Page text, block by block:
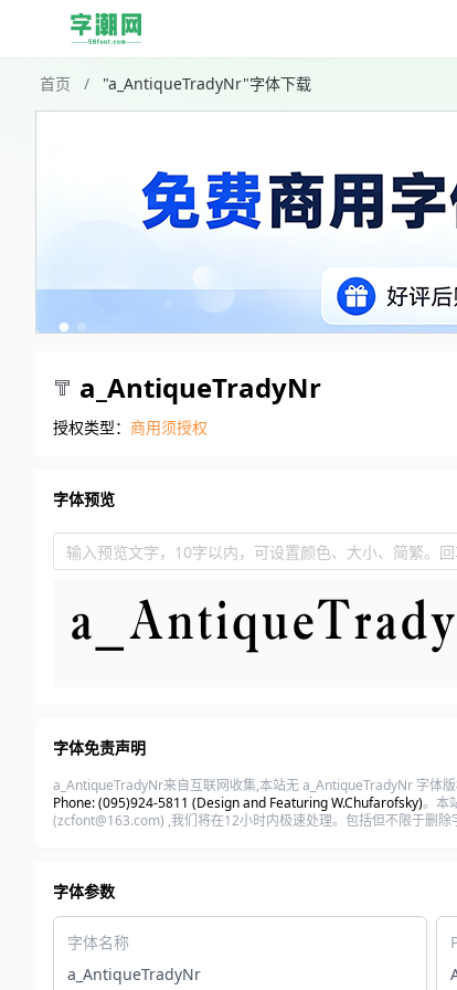
首页 / "a_AntiqueTradyNr"字体下载
a_AntiqueTradyNr
授权类型： 商用须授权
字体预览
输入预览文字，10字以内，可设置颜色、大小、简繁。
字体免责声明
a_AntiqueTradyNr来自互联网收集,本站无 a_AntiqueTradyNr 字体
Phone: (095)924-5811 (Design and Featuring W.Chufarofsky)。本
(zcfont@163.com) ,我们将在12小时内极速处理。包括但不限于删除
字体参数
字体名称
a_AntiqueTradyNr